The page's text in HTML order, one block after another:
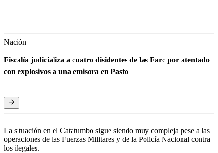
Nación
Fiscalía judicializa a cuatro disidentes de las Farc por atentado
con explosivos a una emisora en Pasto
La situación en el Catatumbo sigue siendo muy compleja pese a las
operaciones de las Fuerzas Militares y de la Policía Nacional contra
los ilegales.